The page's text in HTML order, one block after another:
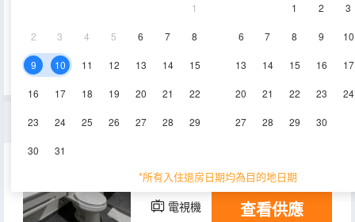
1
2 3 4 5 6 7 8
9 10 11 12 13 14 15
16 17 18 19 20 21 22
23 24 25 26 27 28 29
30 31
1
2 3
6 7 8 9 10
13 14 15 16 17
20 21 22 23 24
27 28 29 30
*所有入住退房日期均為目的地日期
電視機
特大床房
19㎡ 空調 淋浴
電視機 查看供應